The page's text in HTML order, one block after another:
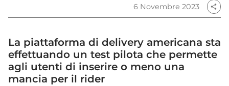
6 Novembre 2023 share
La piattaforma di delivery americana sta
effettuando un test pilota che permette
agli utenti di inserire o meno una
mancia per il rider